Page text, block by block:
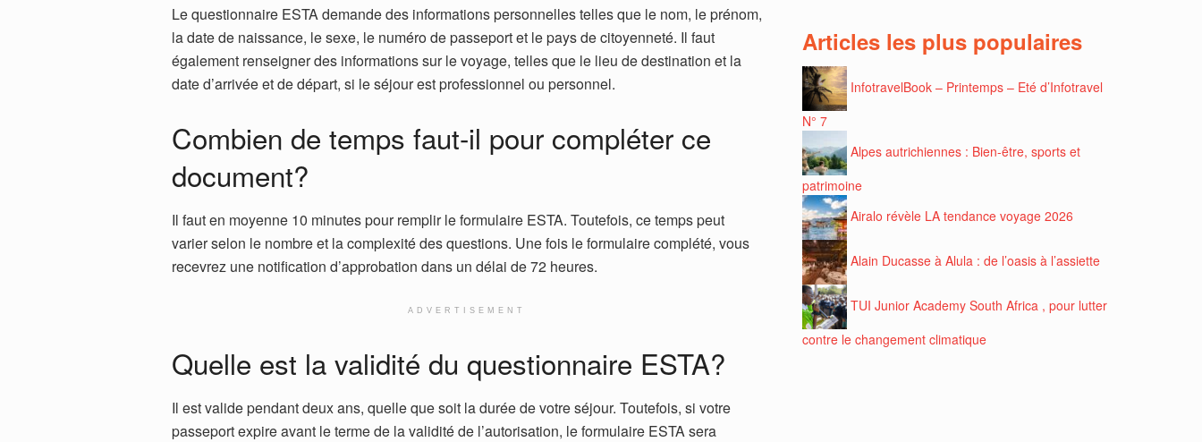
Le questionnaire ESTA demande des informations personnelles telles que le nom, le prénom,
la date de naissance, le sexe, le numéro de passeport et le pays de citoyenneté. Il faut
également renseigner des informations sur le voyage, telles que le lieu de destination et la
date d’arrivée et de départ, si le séjour est professionnel ou personnel.
Combien de temps faut-il pour compléter ce
document?
Il faut en moyenne 10 minutes pour remplir le formulaire ESTA. Toutefois, ce temps peut
varier selon le nombre et la complexité des questions. Une fois le formulaire complété, vous
recevrez une notification d’approbation dans un délai de 72 heures.
ADVERTISEMENT
Quelle est la validité du questionnaire ESTA?
Il est valide pendant deux ans, quelle que soit la durée de votre séjour. Toutefois, si votre
passeport expire avant le terme de la validité de l’autorisation, le formulaire ESTA sera
Articles les plus populaires
InfotravelBook – Printemps – Eté d’Infotravel
N° 7
Alpes autrichiennes : Bien-être, sports et
patrimoine
Airalo révèle LA tendance voyage 2026
Alain Ducasse à Alula : de l’oasis à l’assiette
TUI Junior Academy South Africa , pour lutter
contre le changement climatique